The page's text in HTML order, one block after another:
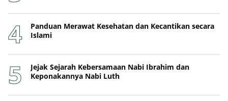
Panduan Merawat Kesehatan dan Kecantikan secara
Islami
Jejak Sejarah Kebersamaan Nabi Ibrahim dan
Keponakannya Nabi Luth